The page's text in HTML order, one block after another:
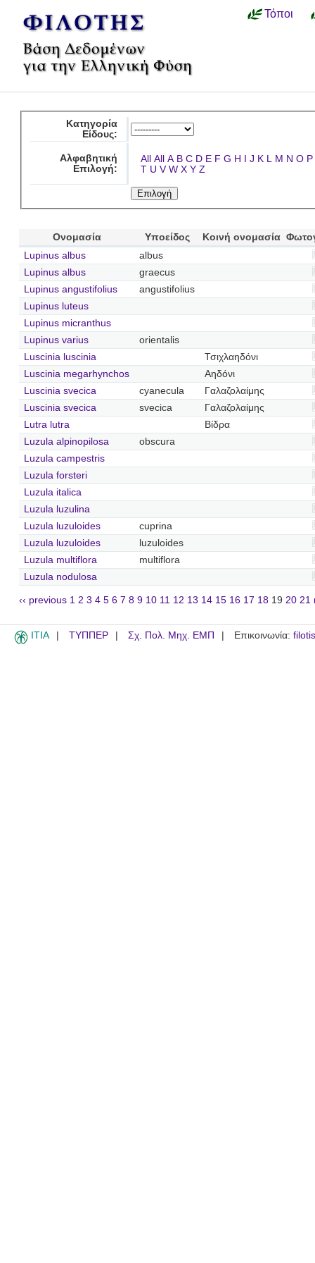
Τόποι
Κατηγορία
Είδους:
Αλφαβητική
Επιλογή:
All All A B C D E F G H I J K L M N O P
T U V W X Y Z
Ονομασία Υποείδος Κοινή ονομασία
Lupinus albus
albus
Lupinus albus
graecus
Lupinus angustifolius
angustifolius
Lupinus luteus
Lupinus micranthus
Lupinus varius
orientalis
Luscinia luscinia
Τσιχλαηδόνι
Luscinia megarhynchos
Αηδόνι
Luscinia svecica
cyanecula
Γαλαζολαίμης
Luscinia svecica
svecica
Γαλαζολαίμης
Lutra lutra
Βίδρα
Luzula alpinopilosa
obscura
Luzula campestris
Luzula forsteri
Luzula italica
Luzula luzulina
Luzula luzuloides
cuprina
Luzula luzuloides
luzuloides
Luzula multiflora
multiflora
Luzula nodulosa
‹‹ previous 1 2 3 4 5 6 7 8 9 10 11 12 13 14 15 16 17 18 19 20 21
ITIA ΤΥΠΠΕΡ Σχ. Πολ. Μηχ. ΕΜΠ Επικοινωνία: